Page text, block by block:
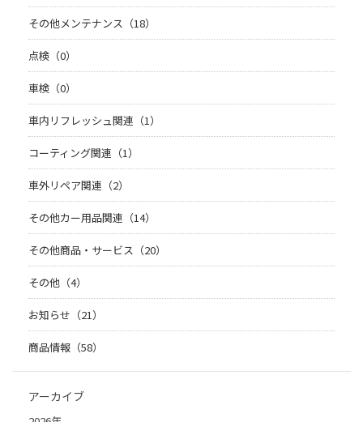
その他メンテナンス（18）
点検（0）
車検（0）
車内リフレッシュ関連（1）
コーティング関連（1）
車外リペア関連（2）
その他カー用品関連（14）
その他商品・サービス（20）
その他（4）
お知らせ（21）
商品情報（58）
アーカイブ